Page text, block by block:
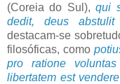
(Coreia do Sul),qui
dedit, deus abstulit
destacam-se
filosóficas, como
pro ratione voluntas
libertatem est vendere